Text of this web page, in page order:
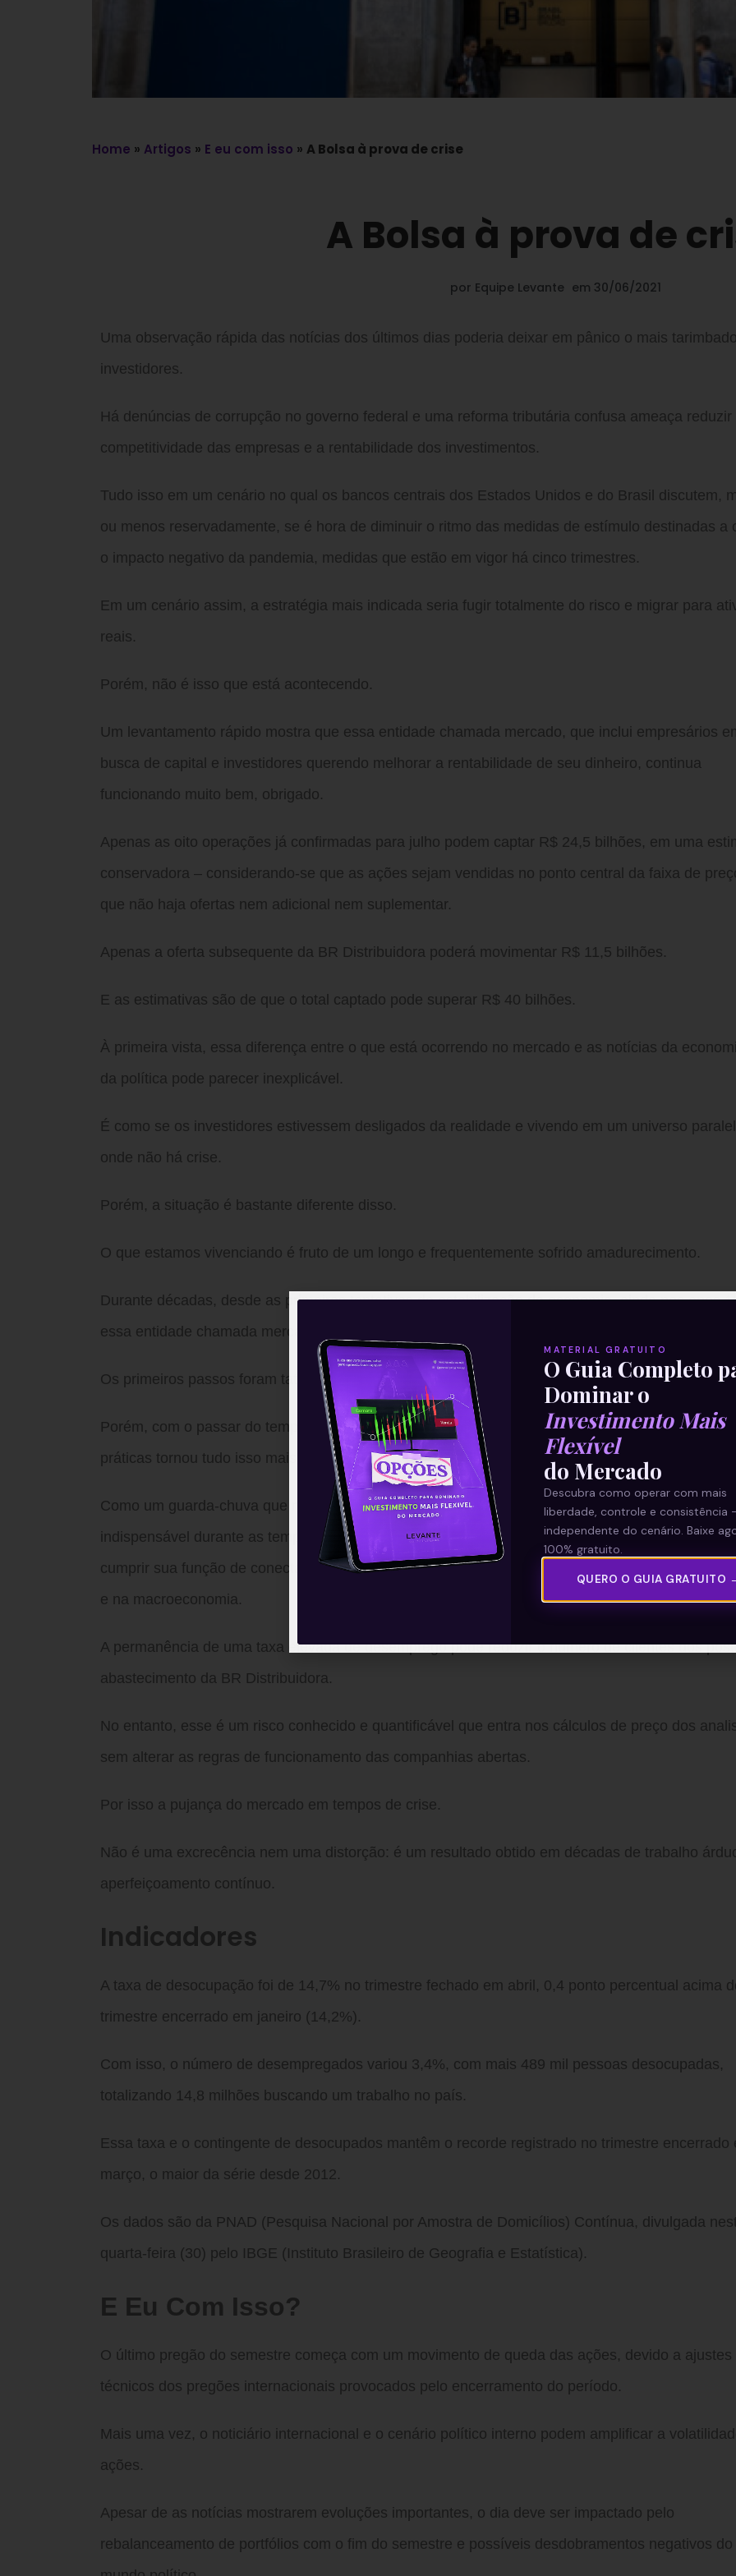
Home » Artigos » E eu com isso » A Bolsa à prova de crise
A Bolsa à prova de
por Equipe Levante em 30/06/2021
Uma observação rápida das notícias dos últimos dias poderia deixar em pânico o mais
investidores.
Há denúncias de corrupção no governo federal e uma reforma tributária confusa ameaça reduzir
competitividade das empresas e a rentabilidade dos investimentos.
Tudo isso em um cenário no qual os bancos centrais dos Estados Unidos e do Brasil discutem,
ou menos reservadamente, se é hora de diminuir o ritmo das medidas de estímulo destinadas a
o impacto negativo da pandemia, medidas que estão em vigor há cinco trimestres.
Em um cenário assim, a estratégia mais indicada seria fugir totalmente do risco e migrar para
reais.
Porém, não é isso que está acontecendo.
Um levantamento rápido mostra que essa entidade chamada mercado, que inclui empresários
busca de capital e investidores querendo melhorar a rentabilidade de seu dinheiro, continua
funcionando muito bem, obrigado.
Apenas as oito operações já confirmadas para julho podem captar R$ 24,5 bilhões, em uma
conservadora – considerando-se que as ações sejam vendidas no ponto central da faixa de
que não haja ofertas nem adicional nem suplementar.
Apenas a oferta subsequente da BR Distribuidora poderá movimentar R$ 11,5 bilhões.
E as estimativas são de que o total captado pode superar R$ 40 bilhões.
À primeira vista, essa diferença entre o que está ocorrendo no mercado e as notícias da
da política pode parecer inexplicável.
É como se os investidores estivessem desligados da realidade e vivendo em um universo
onde não há crise.
Porém, a situação é bastante diferente disso.
O que estamos vivenciando é fruto de um longo e frequentemente sofrido amadurecimento.
Durante décadas, desde as primeiras tentativas de estabilização da economia, ainda nos anos
essa entidade chamada mercado vem aprimorando suas práticas e aprendendo com os erros.
Os primeiros passos foram tateantes, os tombos e machucados foram inevitáveis.
Porém, com o passar do tempo, o amadurecimento das instituições de mercado e a consolidação
práticas tornou tudo isso mais seguro.
Como um guarda-chuva que não tem utilidade em períodos de tempo bom, mas que se torna
indispensável durante as tempestades, o arcabouço legal e institucional do mercado permite-lhe
cumprir sua função de conectar investidores e empreendedores mesmo em tempos difíceis na
e na macroeconomia.
A permanência de uma taxa elevada de desemprego pode reduzir o número de clientes dos
abastecimento da BR Distribuidora.
No entanto, esse é um risco conhecido e quantificável que entra nos cálculos de preço dos
sem alterar as regras de funcionamento das companhias abertas.
Por isso a pujança do mercado em tempos de crise.
Não é uma excrecência nem uma distorção: é um resultado obtido em décadas de trabalho
aperfeiçoamento contínuo.
Indicadores
A taxa de desocupação foi de 14,7% no trimestre fechado em abril, 0,4 ponto percentual acima
trimestre encerrado em janeiro (14,2%).
Com isso, o número de desempregados variou 3,4%, com mais 489 mil pessoas desocupadas,
totalizando 14,8 milhões buscando um trabalho no país.
Essa taxa e o contingente de desocupados mantêm o recorde registrado no trimestre encerrado
março, o maior da série desde 2012.
Os dados são da PNAD (Pesquisa Nacional por Amostra de Domicílios) Contínua, divulgada
quarta-feira (30) pelo IBGE (Instituto Brasileiro de Geografia e Estatística).
E Eu Com Isso?
O último pregão do semestre começa com um movimento de queda das ações, devido a ajustes
técnicos dos pregões internacionais provocados pelo encerramento do período.
Mais uma vez, o noticiário internacional e o cenário político interno podem amplificar a
ações.
Apesar de as notícias mostrarem evoluções importantes, o dia deve ser impactado pelo
rebalanceamento de portfólios com o fim do semestre e possíveis desdobramentos negativos do
MATERIAL GRATUITO
O Guia Completo
Dominar o
Investimento Mais
Flexível
do Mercado
Descubra como operar com mais
liberdade, controle e consistência
independente do cenário. Baixe
100% gratuito.
QUERO O GUIA GRATUITO